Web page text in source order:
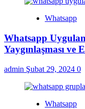
Whatsapp
Whatsapp
Yaygınlaşması ve
admin Şubat 29, 2024 0
Whatsapp